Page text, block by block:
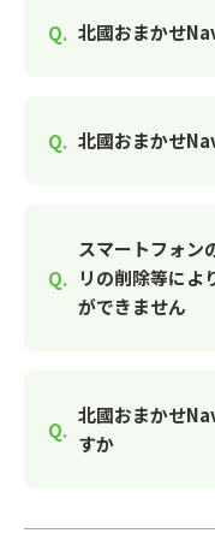
北國おまかせ
北國おまかせ
スマートフォン
リの削除等によ
ができません
北國おまかせ
すか